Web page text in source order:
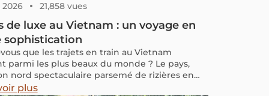
2026 21,858 vues
de luxe au Vietnam : un voyage en
sophistication
vous que les trajets en train au Vietnam
parmi les plus beaux du monde ? Le pays,
nord spectaculaire parsemé de rizières en
son centre bordé de baies, de cols et de
plus